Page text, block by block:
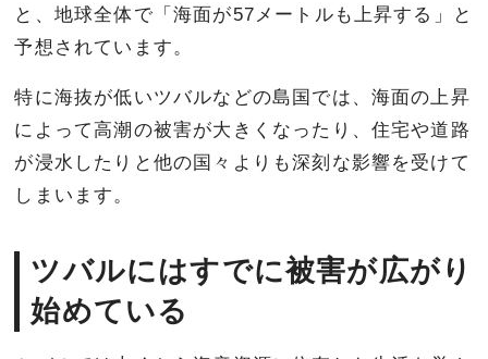
と、地球全体で「海面が57メートルも上昇する」と
予想されています。
特に海抜が低いツバルなどの島国では、海面の上昇
によって高潮の被害が大きくなったり、住宅や道路
が浸水したりと他の国々よりも深刻な影響を受けて
しまいます。
ツバルにはすでに被害が広がり
始めている